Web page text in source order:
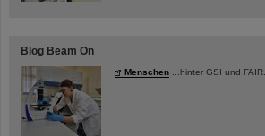
Blog Beam On
Menschen ...hinter GSI und FAIR.